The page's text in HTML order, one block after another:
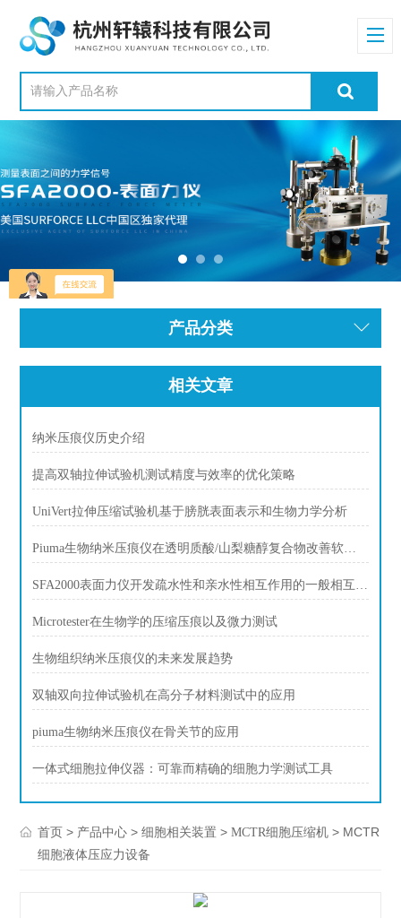
产品分类
相关文章
纳米压痕仪历史介绍
提高双轴拉伸试验机测试精度与效率的优化策略
UniVert拉伸压缩试验机基于膀胱表面表示和生物力学分析
Piuma生物纳米压痕仪在透明质酸/山梨糖醇复合物改善软骨材料特性
SFA2000表面力仪开发疏水性和亲水性相互作用的一般相互作用潜力
Microtester在生物学的压缩压痕以及微力测试
生物组织纳米压痕仪的未来发展趋势
双轴双向拉伸试验机在高分子材料测试中的应用
piuma生物纳米压痕仪在骨关节的应用
一体式细胞拉伸仪器：可靠而精确的细胞力学测试工具
首页 > 产品中心 >细胞相关装置 >MCTR细胞压缩机 > MCTR
细胞液体压应力设备